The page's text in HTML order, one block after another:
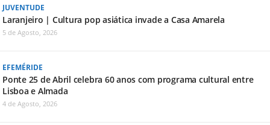
JUVENTUDE
Laranjeiro | Cultura pop asiática invade a Casa Amarela
5 de Agosto, 2026
EFEMÉRIDE
Ponte 25 de Abril celebra 60 anos com programa cultural entre
Lisboa e Almada
4 de Agosto, 2026